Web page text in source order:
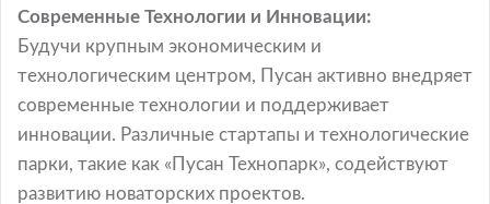
Современные Технологии и Инновации:
Будучи крупным экономическим и
технологическим центром, Пусан активно внедряет
современные технологии и поддерживает
инновации. Различные стартапы и технологические
парки, такие как «Пусан Технопарк», содействуют
развитию новаторских проектов.